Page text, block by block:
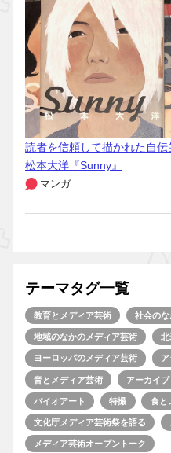
読者を信頼して描かれた自伝
松本大洋『Sunny』
マンガ
テーマタグ一覧
教育とメディア芸術 社会の
地域のなかのメディア芸術 北
ヨーロッパのメディア芸術
音とメディア芸術 アーカイブ
バイオアート 特撮 食と
文化庁メディア芸術祭を語る
メディア芸術オープントーク